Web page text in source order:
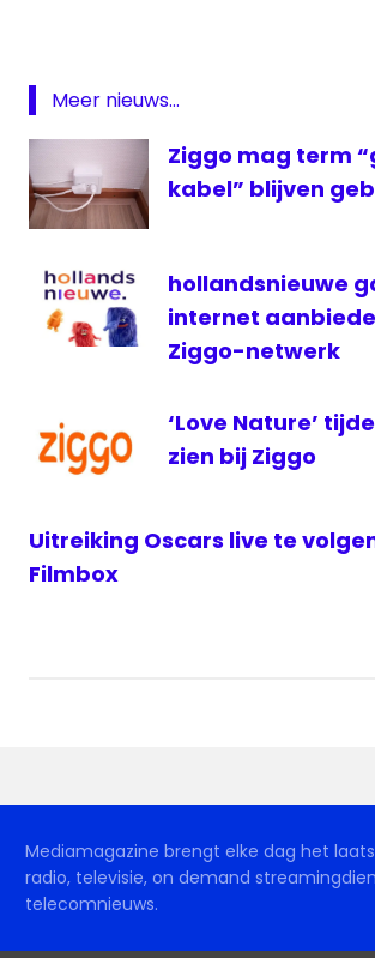
Lounge
TV
Standard
ziggo
GO
Meer nieuws...
Ziggo mag term
kabel” blijven
hollandsnieuwe
internet
Ziggo-netwerk
‘Love Nature’
zien bij Ziggo
Uitreiking Oscars live te
Filmbox
Mediamagazine brengt elke dag het
radio, televisie, on demand
telecomnieuws.